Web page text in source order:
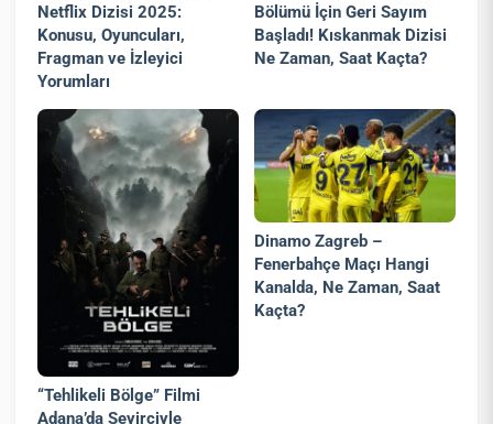
Netflix Dizisi 2025:
Konusu, Oyuncuları,
Fragman ve İzleyici
Yorumları
Bölümü İçin Geri Sayım
Başladı! Kıskanmak Dizisi
Ne Zaman, Saat Kaçta?
“Tehlikeli Bölge” Filmi
Adana’da Seyirciyle
Dinamo Zagreb –
Fenerbahçe Maçı Hangi
Kanalda, Ne Zaman, Saat
Kaçta?